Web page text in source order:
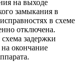
на выходе
замыкания в
в схеме
отключена.
задержки
окончание